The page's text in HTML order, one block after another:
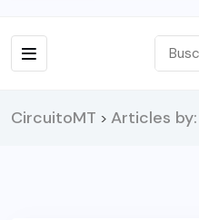
CircuitoMT > Articles